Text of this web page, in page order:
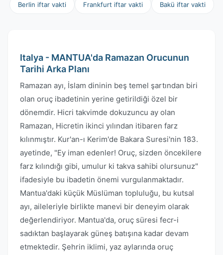
Berlin iftar vakti Frankfurt iftar vakti Bakü iftar vakti
Italya - MANTUA'da Ramazan Orucunun
Tarihi Arka Planı
Ramazan ayı, İslam dininin beş temel şartından biri
olan oruç ibadetinin yerine getirildiği özel bir
dönemdir. Hicri takvimde dokuzuncu ay olan
Ramazan, Hicretin ikinci yılından itibaren farz
kılınmıştır. Kur'an-ı Kerim'de Bakara Suresi'nin 183.
ayetinde, "Ey iman edenler! Oruç, sizden öncekilere
farz kılındığı gibi, umulur ki takva sahibi olursunuz"
ifadesiyle bu ibadetin önemi vurgulanmaktadır.
Mantua'daki küçük Müslüman topluluğu, bu kutsal
ayı, aileleriyle birlikte manevi bir deneyim olarak
değerlendiriyor. Mantua'da, oruç süresi fecr-i
sadıktan başlayarak güneş batışına kadar devam
etmektedir. Şehrin iklimi, yaz aylarında oruç